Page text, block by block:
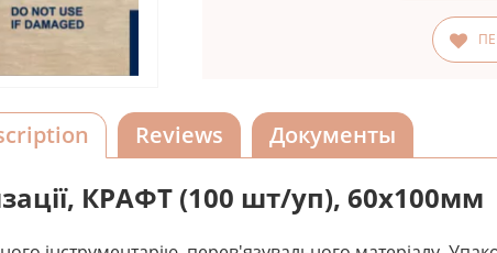
Reviews Документы
КРАФТ (100 шт/уп), 60х100мм